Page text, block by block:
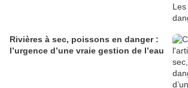
Rivières à sec, poissons en danger :
l’urgence d’une vraie gestion de l’eau